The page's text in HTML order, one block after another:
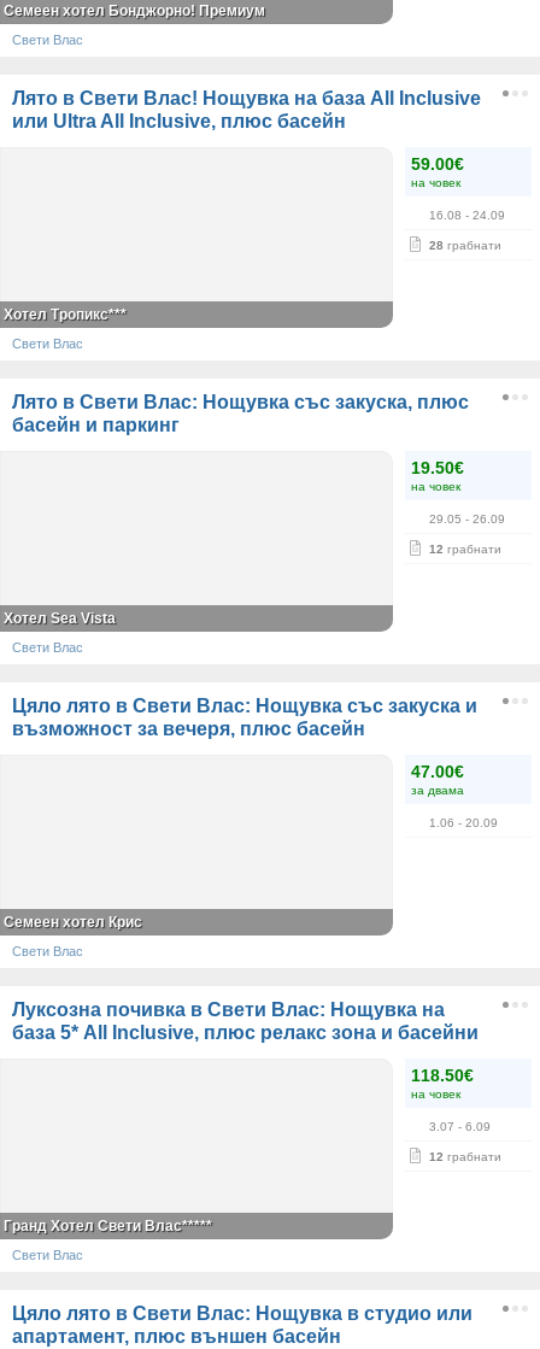
Семеен хотел Бонджорно! Премиум
Свети Влас
Лято в Свети Влас! Нощувка на база All Inclusive
или Ultra All Inclusive, плюс басейн
59.00€
на човек
16.08 - 24.09
28 грабнати
Хотел Тропикс***
Свети Влас
Лято в Свети Влас: Нощувка със закуска, плюс
басейн и паркинг
19.50€
на човек
29.05 - 26.09
12 грабнати
Хотел Sea Vista
Свети Влас
Цяло лято в Свети Влас: Нощувка със закуска и
възможност за вечеря, плюс басейн
47.00€
за двама
1.06 - 20.09
Семеен хотел Крис
Свети Влас
Луксозна почивка в Свети Влас: Нощувка на
база 5* All Inclusive, плюс релакс зона и басейни
118.50€
на човек
3.07 - 6.09
12 грабнати
Гранд Хотел Свети Влас*****
Свети Влас
Цяло лято в Свети Влас: Нощувка в студио или
апартамент, плюс външен басейн